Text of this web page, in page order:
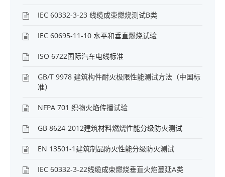
IEC 60332-3-23 线缆成束燃烧测试B类
IEC 60695-11-10 水平和垂直燃烧试验
ISO 6722国际汽车电线标准
GB/T 9978 建筑构件耐火极限性能测试方法（中国标
准）
NFPA 701 织物火焰传播试验
GB 8624-2012建筑材料燃烧性能分级防火测试
EN 13501-1建筑制品防火性能分级防火测试
IEC 60332-3-22线缆成束燃烧垂直火焰蔓延A类